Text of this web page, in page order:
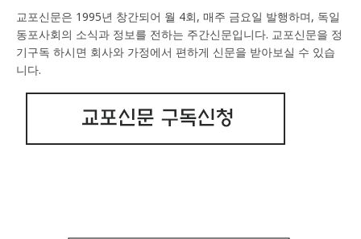
교포신문은 1995년 창간되어 월 4회, 매주 금요일 발행하며, 독일
동포사회의 소식과 정보를 전하는 주간신문입니다. 교포신문을 정
기구독 하시면 회사와 가정에서 편하게 신문을 받아보실 수 있습
니다.